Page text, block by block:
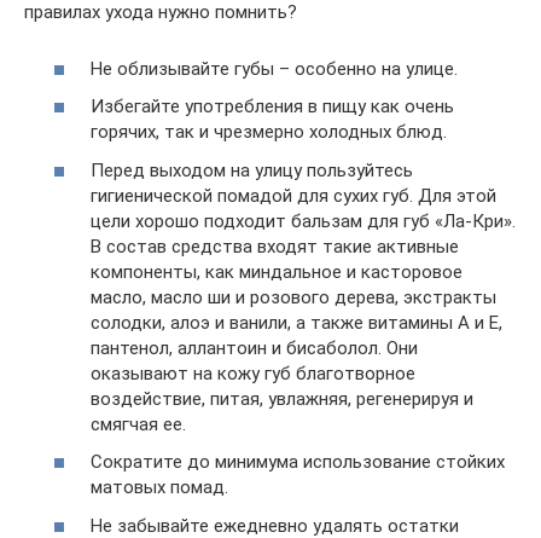
правилах ухода нужно помнить?
Не облизывайте губы – особенно на улице.
Избегайте употребления в пищу как очень
горячих, так и чрезмерно холодных блюд.
Перед выходом на улицу пользуйтесь
гигиенической помадой для сухих губ. Для этой
цели хорошо подходит бальзам для губ «Ла-Кри».
В состав средства входят такие активные
компоненты, как миндальное и касторовое
масло, масло ши и розового дерева, экстракты
солодки, алоэ и ванили, а также витамины А и Е,
пантенол, аллантоин и бисаболол. Они
оказывают на кожу губ благотворное
воздействие, питая, увлажняя, регенерируя и
смягчая ее.
Сократите до минимума использование стойких
матовых помад.
Не забывайте ежедневно удалять остатки